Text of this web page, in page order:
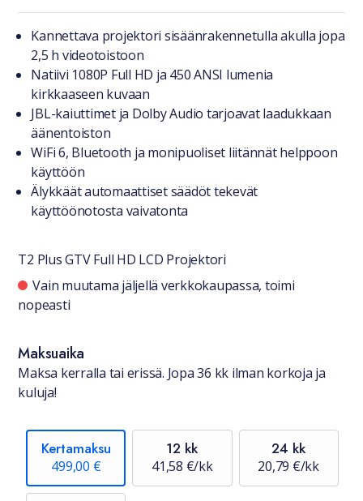
Tuotteesta lyhyesti
Kannettava projektori sisäänrakennetulla akulla jopa
2,5 h videotoistoon
Natiivi 1080P Full HD ja 450 ANSI lumenia
kirkkaaseen kuvaan
JBL-kaiuttimet ja Dolby Audio tarjoavat laadukkaan
äänentoiston
WiFi 6, Bluetooth ja monipuoliset liitännät helppoon
käyttöön
Älykkäät automaattiset säädöt tekevät
käyttöönotosta vaivatonta
T2 Plus GTV Full HD LCD Projektori
Saatavuustiedot
Vain muutama jäljellä verkkokaupassa, toimi
nopeasti
Maksuaika
Maksa kerralla tai erissä. Jopa 36 kk ilman korkoja ja
kuluja!
Kertamaksu
499,00 €
12 kk
41,58 €/kk
24 kk
20,79 €/kk